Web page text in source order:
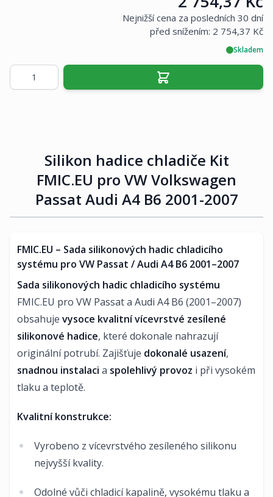
Nejnižší cena za posledních 30 dní
před snížením: 2 754,37 Kč
Skladem
Množství
Silikon hadice chladiče Kit
FMIC.EU pro VW Volkswagen
Passat Audi A4 B6 2001-2007
FMIC.EU – Sada silikonových hadic chladicího
systému pro VW Passat / Audi A4 B6 2001–2007
Sada silikonových hadic chladicího systému
FMIC.EU pro VW Passat a Audi A4 B6 (2001–2007)
obsahuje vysoce kvalitní vícevrstvé zesílené
silikonové hadice, které dokonale nahrazují
originální potrubí. Zajišťuje dokonalé usazení,
snadnou instalaci a spolehlivý provoz i při vysokém
tlaku a teplotě.
Kvalitní konstrukce:
Vyrobeno z vícevrstvého zesíleného silikonu
nejvyšší kvality.
Odolné vůči chladicí kapalině, vysokému tlaku a